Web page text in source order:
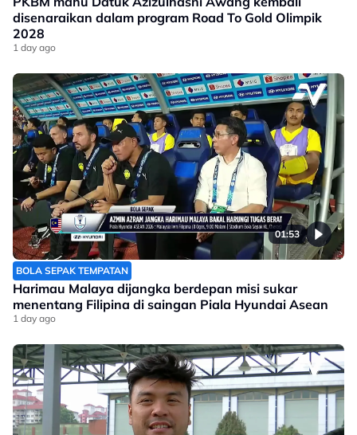
disenaraikan dalam program Road To Gold Olimpik
2028
1 day ago
01:53
BOLA SEPAK TEMPATAN
Harimau Malaya dijangka berdepan misi sukar
menentang Filipina di saingan Piala Hyundai Asean
1 day ago